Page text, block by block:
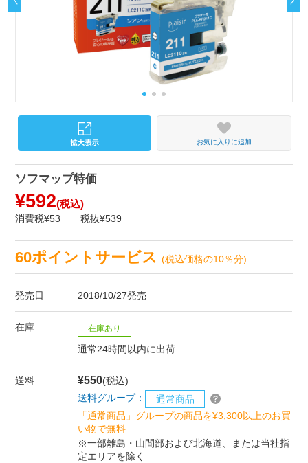
お気に入りに追加
ソフマップ特価
¥592(税込)
消費税¥53 税抜¥539
60ポイントサービス(税込価格の10％分)
発売日 2018/10/27発売
在庫 在庫あり
通常24時間以内に出荷
送料 ¥550(税込)
送料グループ：
通常商品
「通常商品」グループの商品を¥3,300以上のお買
い物で無料
※一部離島・山間部および北海道、または当社指
定エリアを除く